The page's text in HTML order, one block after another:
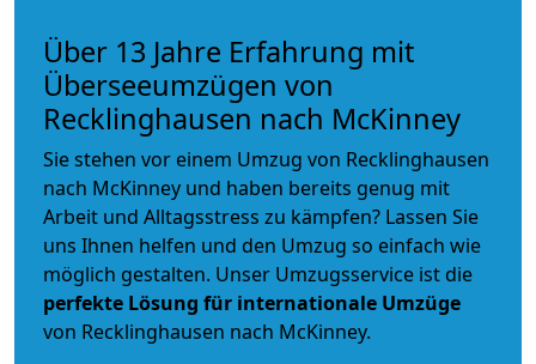
Über 13 Jahre Erfahrung mit
Überseeumzügen von
Recklinghausen nach McKinney
Sie stehen vor einem Umzug von Recklinghausen
nach McKinney und haben bereits genug mit
Arbeit und Alltagsstress zu kämpfen? Lassen Sie
uns Ihnen helfen und den Umzug so einfach wie
möglich gestalten. Unser Umzugsservice ist die
perfekte Lösung für internationale Umzüge
von Recklinghausen nach McKinney.